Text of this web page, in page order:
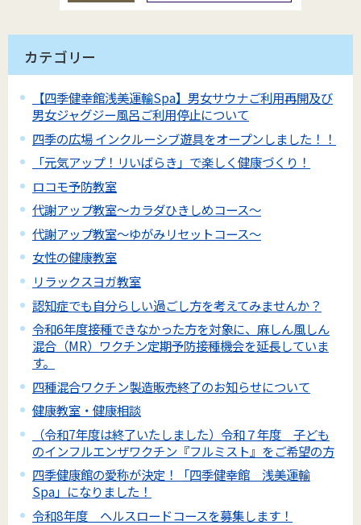
カテゴリー
【四季健幸館浅美運輸Spa】男女サウナご利用再開及び
男女ジャグジー風呂ご利用停止について
四季の広場 インクルーシブ遊具をオープンしました！！
「元気アップ！リいばらき」で楽しく健康づくり！
ロコモ予防教室
代謝アップ教室～カラダひきしめコース～
代謝アップ教室～ゆがみリセットコース～
女性の健康教室
リラックスヨガ教室
認知症でも自分らしい過ごし方を考えてみませんか？
令和6年度接種できなかった方を対象に、麻しん風しん
混合（MR）ワクチン定期予防接種機会を延長していま
す。
四種混合ワクチン製造販売終了のお知らせについて
健康教室・健康相談
（令和7年度は終了いたしました）令和７年度 子ども
のインフルエンザワクチン『フルミスト』をご希望の方
四季健康館の愛称が決定！「四季健幸館 浅美運輸
Spa」になりました！
令和8年度 ヘルスロードコースを募集します！